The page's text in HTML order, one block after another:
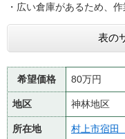
・広い倉庫があるため、
表の
希望価格
80万円
地区 神林地区
所在地 村上市宿田